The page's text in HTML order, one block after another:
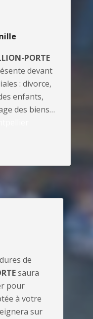
PORTE
devant
: divorce,
enfants,
des biens…
de
saura
pour
à votre
sur